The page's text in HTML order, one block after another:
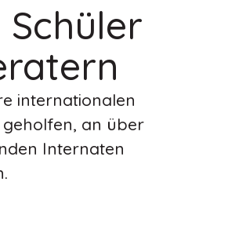
internationalen
an über
Internaten